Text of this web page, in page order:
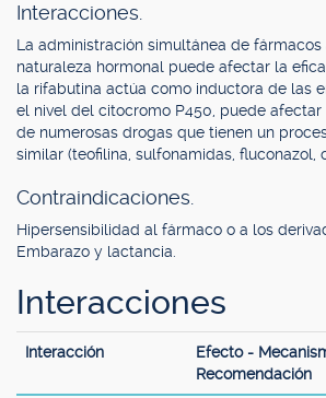
Interacciones.
La administración simultánea de
naturaleza hormonal puede afectar la
la rifabutina actúa como inductora de las
el nivel del citocromo P450, puede
de numerosas drogas que tienen un
similar (teofilina, sulfonamidas, fluconazol,
Contraindicaciones.
Hipersensibilidad al fármaco o a los
Embarazo y lactancia.
Interacciones
Interacción
Efecto -
Recomendación